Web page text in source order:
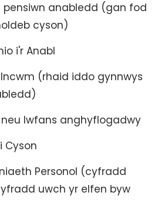
pensiwn anabledd (gan fod
cyson)
i'r Anabl
(rhaid iddo gynnwys
lwfans anghyflogadwy
Cyson
Personol (cyfradd
uwch yr elfen byw